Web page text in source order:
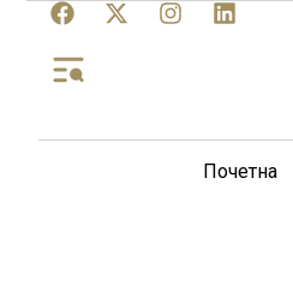
Почетна